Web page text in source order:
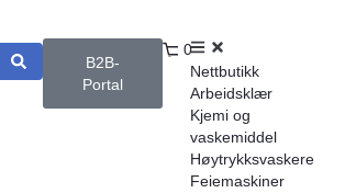
B2B-
Portal
0
Nettbutikk
Arbeidsklær
Kjemi og
vaskemiddel
Høytrykksvaskere
Feiemaskiner